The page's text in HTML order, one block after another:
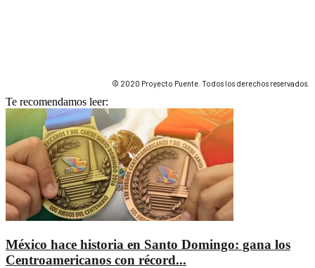
© 2020 Proyecto Puente. Todos los derechos reservados.
Te recomendamos leer:
México hace historia en Santo Domingo: gana los
Centroamericanos con récord...